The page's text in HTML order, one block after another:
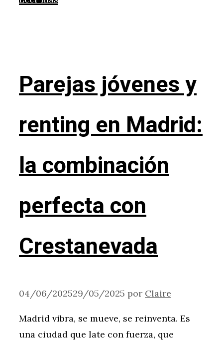
Parejas jóvenes y
renting en Madrid:
la combinación
perfecta con
Crestanevada
04/06/202529/05/2025 por Claire
Madrid vibra, se mueve, se reinventa. Es
una ciudad que late con fuerza, que